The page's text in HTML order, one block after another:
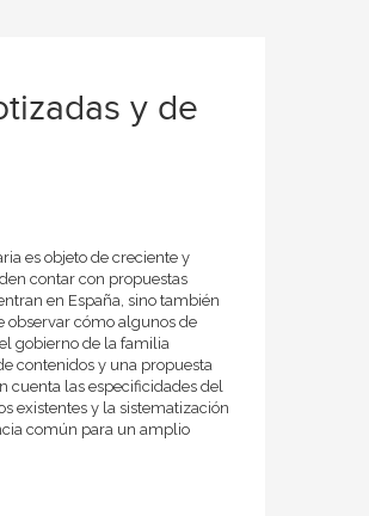
y de
es objeto de creciente y
contar con propuestas
en España, sino también
observar cómo algunos de
gobierno de la familia
contenidos y una propuesta
cuenta las especificidades del
existentes y la sistematización
común para un amplio